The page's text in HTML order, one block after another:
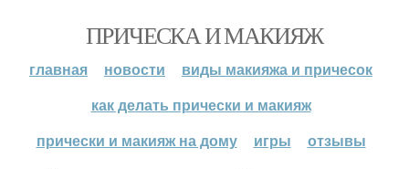
ПРИЧЕСКА И МАКИЯЖ
главная новости
виды макияжа и причесок
как делать прически и макияж
прически и макияж на дому
игры отзывы